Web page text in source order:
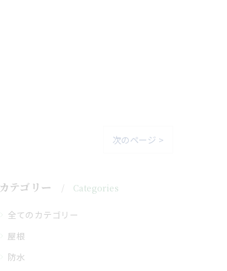
次のページ >
カテゴリー Categories
全てのカテゴリー
屋根
防水